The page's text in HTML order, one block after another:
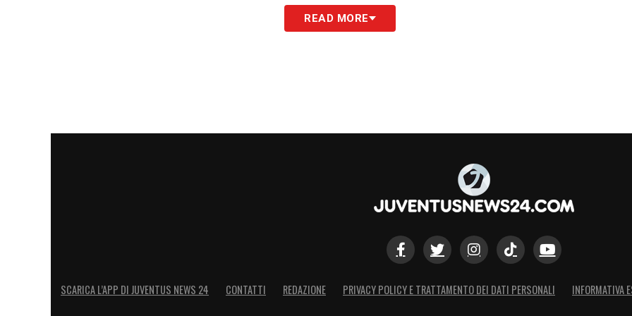
READ MORE
SCARICA L’APP DI JUVENTUS NEWS 24 CONTATTI REDAZIONE PRIVACY POLICY E TRATTAMENTO DEI DATI PERSONALI INFORMATIVA